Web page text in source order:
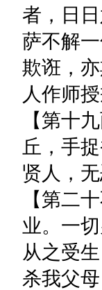
者，日
萨不解
欺诳，
人作师
【第十
丘，手
贤人，
【第二
业。一
从之受
杀我父